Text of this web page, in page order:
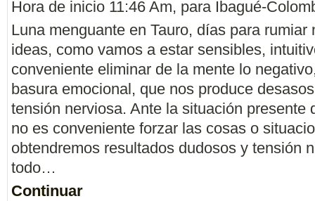
Hora de inicio 11:46 Am, para Ibagué-
Luna menguante en Tauro, días para rumiar
ideas, como vamos a estar sensibles,
conveniente eliminar de la mente lo
basura emocional, que nos produce
tensión nerviosa. Ante la situación presente
no es conveniente forzar las cosas o
obtendremos resultados dudosos y tensión
todo…
Continuar